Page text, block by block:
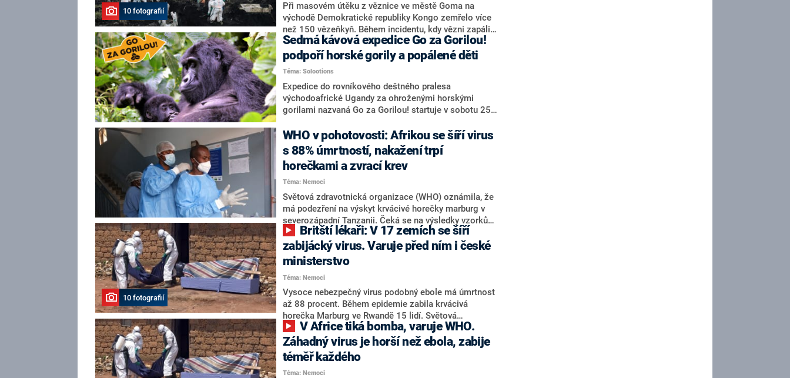
10 fotografií
Při masovém útěku z věznice ve městě Goma na
východě Demokratické republiky Kongo zemřelo více
než 150 vězeňkyň. Během incidentu, kdy vězni zapálili
věznici, byly ženy nejen upáleny zaživa, ale předtím
také znásilněny, informovala CNN.
Sedmá kávová expedice Go za Gorilou!
podpoří horské gorily a popálené děti
Téma: Solootions
Expedice do rovníkového deštného pralesa
východoafrické Ugandy za ohroženými horskými
gorilami nazvaná Go za Gorilou! startuje v sobotu 25.
tentokrát vyráží výherkyně posledního ročníku
fotografické on-line soutěže kávové značky Mountain
Gorilla Coffee Lucie Škardová a ambasadoři tohoto
ročníku herci Jakub Štáfek a Václav Matějovský.
Cílem projektu Go za Gorilou! je podpořit organizaci
Gorilla Doctors pečující o poslední zbylé horské gorily
žijící v ugandských horách a spolek Bolíto, který
pomáhá dětem v resocializaci po těžkých
popáleninových úrazech. Účast na projektu Go za
Gorilou! se mezi tuzemskými hudebníky již stává
tradicí. V předchozích letech ho podpořili Tomáš Klus,
Xindl X, Kamil Střihavka, zesnulý Jan Kalina ze Sto
zvířat, Matěj Ruppert z kapely Monkey Business nebo
WHO v pohotovosti: Afrikou se šíří virus
s 88% úmrtností, nakažení trpí
horečkami a zvrací krev
Téma: Nemoci
Světová zdravotnická organizace (WHO) oznámila, že
má podezření na výskyt krvácivé horečky marburg v
severozápadní Tanzanii. Čeká se na výsledky vzorků
nakažených, uvedla agentura Reuters. Riziko šíření je v
regionu a celé zemi vysoké, dodala agentura AFP.
Varování přichází několik týdnů poté, co v sousední
Rwandě skončila epidemie tohoto virového
onemocnění.
10 fotografií
zabijácký virus. Varuje před ním i české
ministerstvo
Téma: Nemoci
Vysoce nebezpečný virus podobný ebole má úmrtnost
až 88 procent. Během epidemie zabila krvácivá
horečka Marburg ve Rwandě 15 lidí. Světová
zdravotnická organizace již dříve varovala před
rozšířením, Velká Británie vydala seznam zemí, kterým
by se měli lidé vyhnout nebo si přinejmenším dávat
velký pozor.
Záhadný virus je horší než ebola, zabije
téměř každého
Téma: Nemoci